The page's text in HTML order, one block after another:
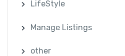
LifeStyle
Manage Listings
other